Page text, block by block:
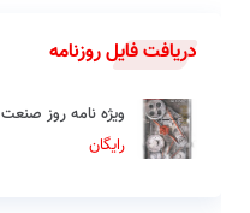
دریافت فایل روزنامه
ویژه نامه روز صنعت
رایگان